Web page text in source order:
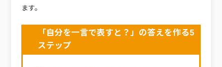
ます。
「自分を一言で表すと？」の答えを作る5
ステップ